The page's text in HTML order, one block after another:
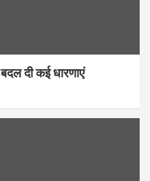
दी कई धारणाएं